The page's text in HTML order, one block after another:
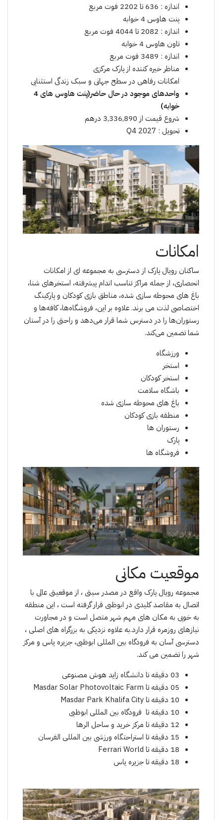
اندازە : 636 تا 2202 فوت مربع
پنت هاوس 4 خوابە
اندازە : 2082 تا 4044 فوت مربع
تاون هاوس 4 خوابە
اندازە : 3489 فوت مربع
مناظر خیره کننده از پارک مرکزی
امکانات رفاهی در سطح جهانی و سبک زندگی استثنایی
واحدهای موجود در حال حاضر(پنت هاوس های 4
خوابه)
شروع قیمت از 3,336,890 درهم
تحویل : Q4 2027
امکانات
ساکنان رویال پارک از دسترسی به مجموعە ای از امکانات
انحصاری، از جمله مراکز تناسب اندام پیشرفته، استخرهای شنا،
باغ های محوطه سازی شده، مناطق بازی کودکان و پارکینگ
اختصاصی لذت می برند. علاوه بر این، فروشگاه‌ها، کافه‌ها و
رستوران‌ها را در دسترس شما قرار می‌دهد و راحتی را در آستان
شما تضمین می‌کند.
ورزشگاه
استخر
استخر کودکان
باشگاه سلامت
باغ های محوطه سازی شده
منطقه بازی کودکان
رستوران ها
پارک
فروشگاه ها
موقعیت مکانی
مجموعە رویال پارک واقع در مصدر سیتی ، از موقعیتی عالی با
اتصال به مقاصد کلیدی در ابوظبی قرار گرفتە است ، این منطقه
به خوبی به مکان های مهم شهر متصل است و در مجاورت
نیازهای روزمره قرار دارد.بە علاوە نزدیکی به بزرگراه های اصلی ،
دسترسی آسان به فرودگاه بین المللی ابوظبی، جزیره یاس و مرکز
شهر را تضمین می کند.
03 دقیقه تا دانشگاه زاید هوش مصنوعی
05 دقیقه تا Masdar Solar Photovoltaic Farm
10 دقیقه تا Masdar Park Khalifa City
10 دقیقه تا فرودگاه بین المللی ابوظبی
12 دقیقه تا مرکز خرید و ساحل الرها
15 دقیقه تا استراحتگاه ورزشی بین المللی الفرسان
18 دقیقه تا Ferrari World
18 دقیقه تا جزیره یاس